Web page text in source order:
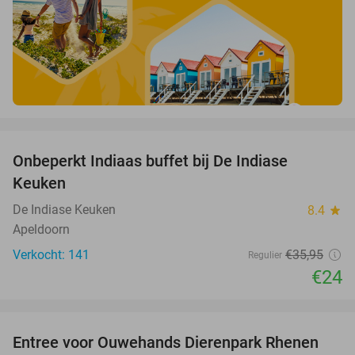
Onbeperkt Indiaas buffet bij De Indiase
Keuken
De Indiase Keuken 8.4 star
Apeldoorn
Verkocht: 141
Regulier €35,95
€24
19%
Entree voor Ouwehands Dierenpark Rhenen